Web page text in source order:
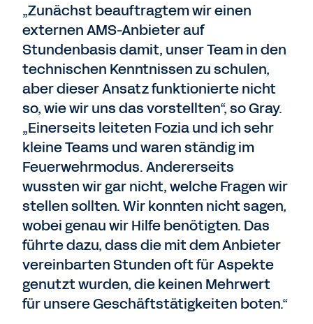
„Zunächst beauftragtem wir einen
externen AMS-Anbieter auf
Stundenbasis damit, unser Team in den
technischen Kenntnissen zu schulen,
aber dieser Ansatz funktionierte nicht
so, wie wir uns das vorstellten“, so Gray.
„Einerseits leiteten Fozia und ich sehr
kleine Teams und waren ständig im
Feuerwehrmodus. Andererseits
wussten wir gar nicht, welche Fragen wir
stellen sollten. Wir konnten nicht sagen,
wobei genau wir Hilfe benötigten. Das
führte dazu, dass die mit dem Anbieter
vereinbarten Stunden oft für Aspekte
genutzt wurden, die keinen Mehrwert
für unsere Geschäftstätigkeiten boten.“